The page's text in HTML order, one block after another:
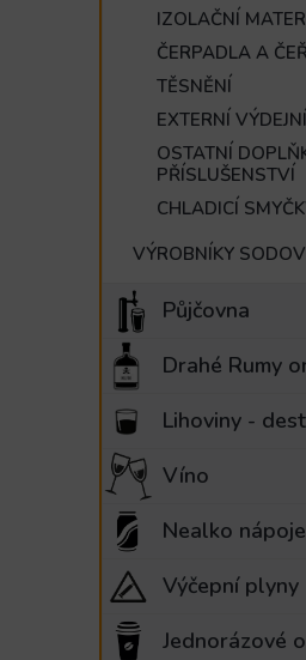
IZOLAČNÍ
ČERPADLA A
TĚSNĚNÍ
EXTERNÍ
OSTATNÍ
PŘÍSLUŠENSTVÍ
CHLADICÍ
VÝROBNÍKY
Půjčovna
Drahé Rumy
Lihoviny -
Víno
Nealko nápoje
Výčepní plyny
Jednorázové